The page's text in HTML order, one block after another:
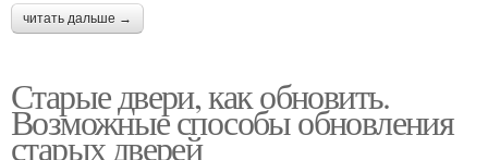
читать дальше →
Старые двери, как обновить.
Возможные способы обновления
старых дверей